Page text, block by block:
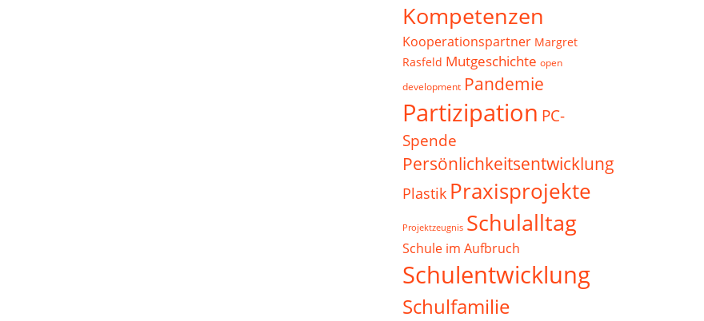
Kompetenzen
Kooperationspartner Margret
Rasfeld Mutgeschichte open
development Pandemie
Partizipation PC-
Spende
Persönlichkeitsentwicklung
Plastik Praxisprojekte
Projektzeugnis Schulalltag
Schule im Aufbruch
Schulentwicklung
Schulfamilie